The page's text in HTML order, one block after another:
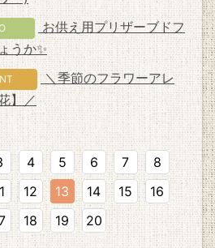
お供え用プリザーブドフ
うか✨
＼季節のフラワーアレ
】／
4 5 6 7
8
12 13 14 15
16
18 19 20